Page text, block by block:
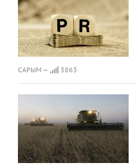
САРЫМ —
3863